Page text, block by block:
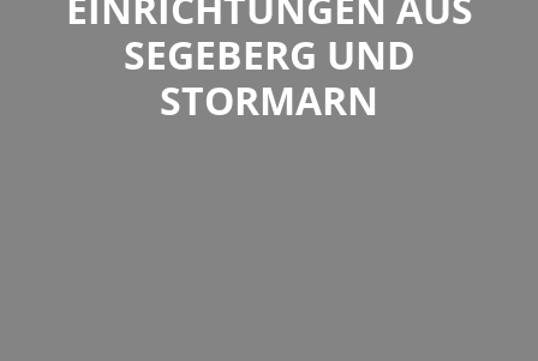
SEGEBERG UND
STORMARN